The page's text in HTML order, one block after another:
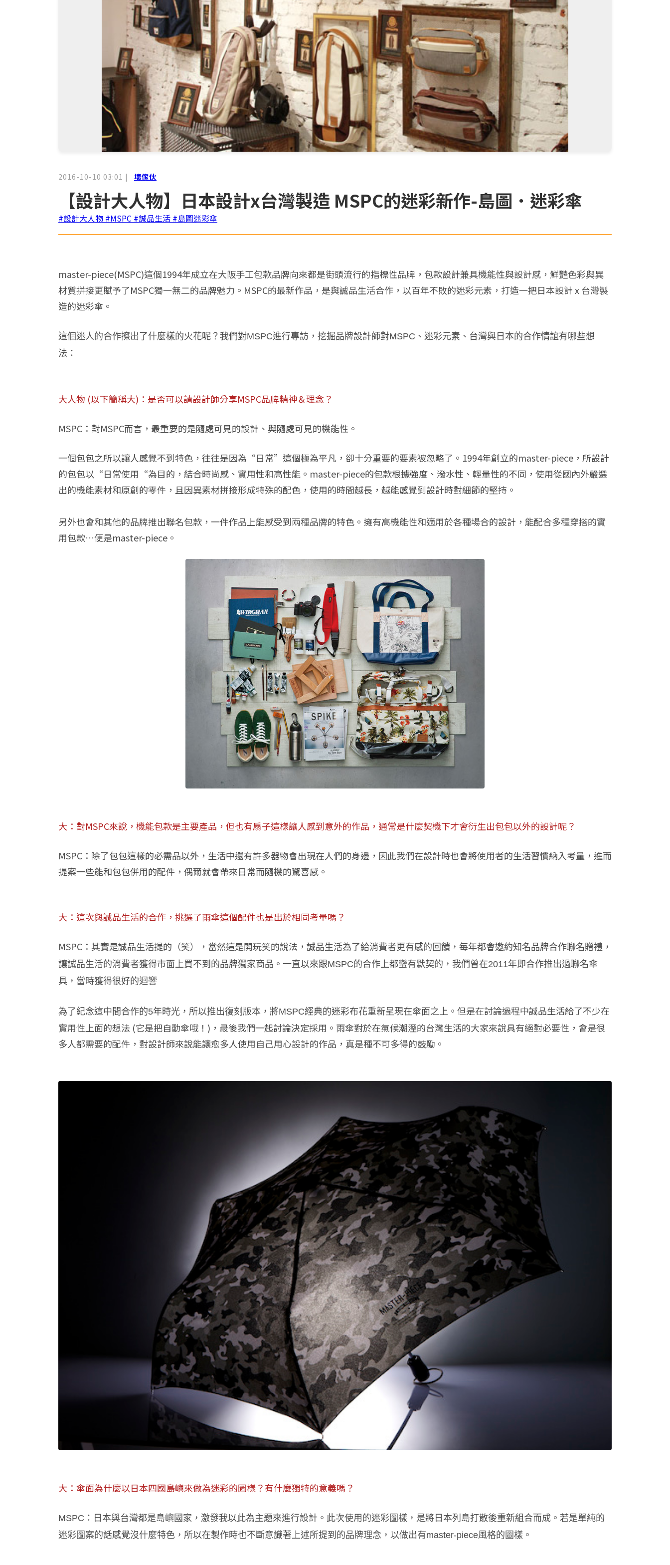
2016-10-10 03:01 | 壞傢伙
【設計大人物】日本設計x台灣製造 MSPC的迷彩新作-島圖．迷彩傘
#設計大人物 #MSPC #誠品生活 #島圖迷彩傘
master-piece(MSPC)這個1994年成立在大阪手工包款品牌向來都是街頭流行的指標性品牌，包款設計兼具機能性與設計感，鮮豔色彩與異
材質拼接更賦予了MSPC獨一無二的品牌魅力。MSPC的最新作品，是與誠品生活合作，以百年不敗的迷彩元素，打造一把日本設計 x 台灣製
造的迷彩傘。
這個迷人的合作擦出了什麼樣的火花呢？我們對MSPC進行專訪，挖掘品牌設計師對MSPC、迷彩元素、台灣與日本的合作情誼有哪些想
法：
大人物 (以下簡稱大)：是否可以請設計師分享MSPC品牌精神＆理念？
MSPC：對MSPC而言，最重要的是隨處可見的設計、與隨處可見的機能性。
一個包包之所以讓人感覺不到特色，往往是因為“日常”這個極為平凡，卻十分重要的要素被忽略了。1994年創立的master-piece，所設計
的包包以“日常使用“為目的，結合時尚感、實用性和高性能。master-piece的包款根據強度、潑水性、輕量性的不同，使用從國內外嚴選
出的機能素材和原創的零件，且因異素材拼接形成特殊的配色，使用的時間越長，越能感覺到設計時對細節的堅持。
另外也會和其他的品牌推出聯名包款，一件作品上能感受到兩種品牌的特色。擁有高機能性和適用於各種場合的設計，能配合多種穿搭的實
用包款…便是master-piece。
大：對MSPC來說，機能包款是主要產品，但也有扇子這樣讓人感到意外的作品，通常是什麼契機下才會衍生出包包以外的設計呢？
MSPC：除了包包這樣的必需品以外，生活中還有許多器物會出現在人們的身邊，因此我們在設計時也會將使用者的生活習慣納入考量，進而
提案一些能和包包併用的配件，偶爾就會帶來日常而隨機的驚喜感。
大：這次與誠品生活的合作，挑選了雨傘這個配件也是出於相同考量嗎？
MSPC：其實是誠品生活提的（笑），當然這是開玩笑的說法， 誠品生活為了給消費者更有感的回饋，每年都會邀約知名品牌合作聯名贈禮，
讓誠品生活的消費者獲得市面上買不到的品牌獨家商品。 一直以來跟MSPC的合作上都蠻有默契的，我們曾在2011年即合作推出過聯名傘
具，當時獲得很好的迴響
為了紀念這中間合作的5年時光，所以推出復刻版本，將MSPC經典的迷彩布花重新呈現在傘面之上。 但是在討論過程中誠品生活給了不少在
實用性上面的想法 (它是把自動傘哦！)，最後我們一起討論決定採用。雨傘對於在氣候潮溼的台灣生活的大家來說具有絕對必要性，會是很
多人都需要的配件，對設計師來說能讓愈多人使用自己用心設計的作品，真是種不可多得的鼓勵。
大：傘面為什麼以日本四國島嶼來做為迷彩的圖樣？有什麼獨特的意義嗎？
MSPC：日本與台灣都是島嶼國家，激發我以此為主題來進行設計。此次使用的迷彩圖樣，是將日本列島打散後重新組合而成。若是單純的
迷彩圖案的話感覺沒什麼特色，所以在製作時也不斷意識著上述所提到的品牌理念，以做出有master-piece風格的圖樣。